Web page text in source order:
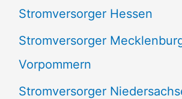
Stromversorger Hessen
Stromversorger
Vorpommern
Stromversorger